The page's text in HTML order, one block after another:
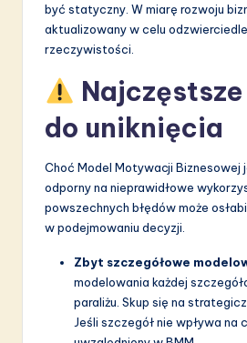
być statyczny. W miarę rozwoju
aktualizowany w celu
rzeczywistości.
do uniknięcia
Choć Model Motywacji Biznesowej
odporny na nieprawidłowe
powszechnych błędów może
w podejmowaniu decyzji.
Zbyt szczegółowe
modelowania każdej
paraliżu. Skup się na
Jeśli szczegół nie wpływa na